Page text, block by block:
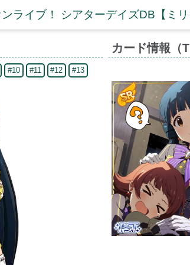
ライブ！ シアターデイズDB【ミリ
#10 #11 #12
#13
カード情報（